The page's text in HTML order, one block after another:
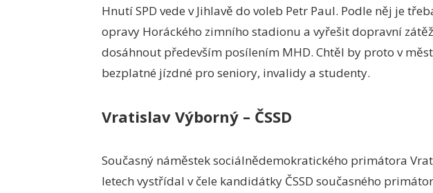
Hnutí SPD vede v Jihlavě do voleb Petr Paul. Podle něj je
opravy Horáckého zimního stadionu a vyřešit dopravní
dosáhnout především posílením MHD. Chtěl by proto v
bezplatné jízdné pro seniory, invalidy a studenty.
Vratislav Výborný – ČSSD
Současný náměstek sociálnědemokratického primátora
letech vystřídal v čele kandidátky ČSSD současného